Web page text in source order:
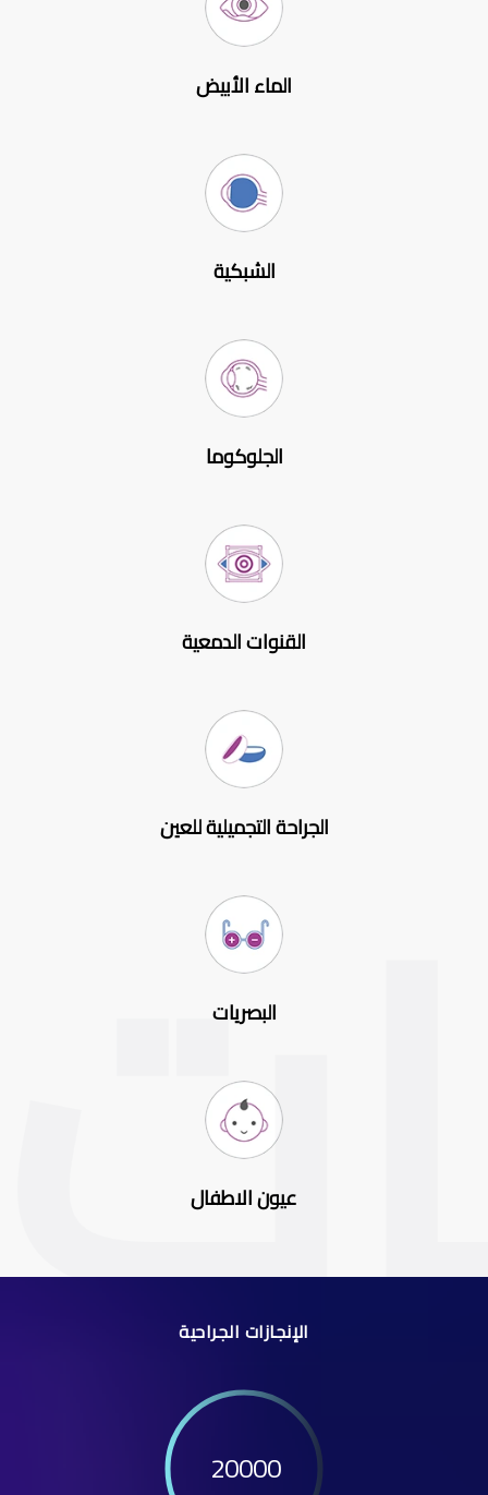
الماء الأبيض
الشبكية
الجلوكوما
القنوات الدمعية
الجراحة التجميلية للعين
البصريات
عيون الاطفال
الإنجازات الجراحية
20000